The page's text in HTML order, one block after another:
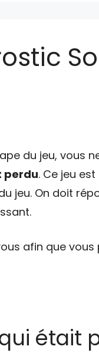
du jeu, vous
perdu. Ce jeu
jeu. On doit
afin que
était